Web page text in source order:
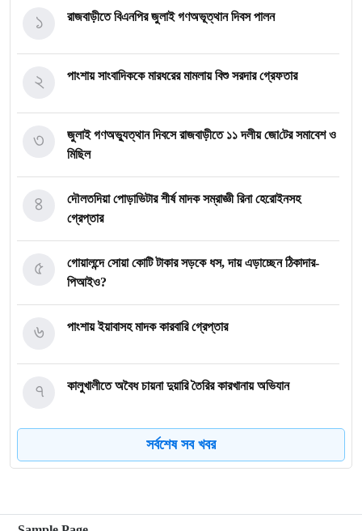
রাজবাড়ীতে বিএন‌পির জুলাই গণঅভূত্থান দিবস পালন
১
পাংশায় সাংবাদিককে মারধরের মামলায় বিশু সরদার গ্রেফতার
২
জুলাই গণঅভ্যুত্থান দিবসে রাজবাড়ীতে ১১ দলীয় জো‌টের সমাবেশ ও
মি‌ছিল
৩
দৌলতদিয়া পোড়াভিটার শীর্ষ মাদক সম্রাজ্ঞী রিনা হেরোইনসহ
গ্রেপ্তার
৪
গোয়ালন্দে সোয়া কোটি টাকার সড়কে ধস, দায় এড়াচ্ছেন ঠিকাদার-
পিআইও?
৫
পাংশায় ইয়াবাসহ মাদক কারবারি গ্রেপ্তার
৬
কালুখালীতে অবৈধ চায়না দুয়ারি তৈরির কারখানায় অভিযান
৭
গোয়ালন্দের নবাগত ইউএনও সাইফুল হুদার যোগদান
৯
সর্বশেষ সব খবর